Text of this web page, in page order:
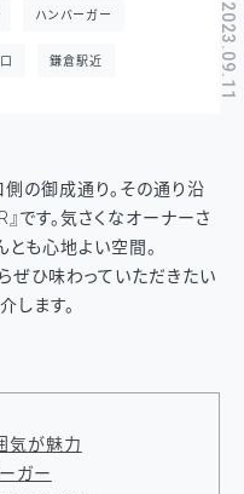
2023.09.11
ハンバーガー
鎌倉駅近
の御成通り。その通り沿
です。気さくなオーナーさ
も心地よい空間。
ぜひ味わっていただきたい
します。
気が魅力
ガー